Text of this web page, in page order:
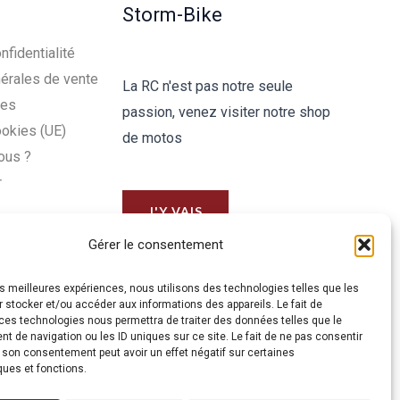
Gérer le consentement
meilleures expériences, nous utilisons des technologies telles que les
stocker et/ou accéder aux informations des appareils. Le fait de
technologies nous permettra de traiter des données telles que le
de navigation ou les ID uniques sur ce site. Le fait de ne pas consentir
son consentement peut avoir un effet négatif sur certaines
et fonctions.
de vente
(UE)
?
Storm-Bike
La RC n'est pas notre seule
passion, venez visiter notre shop
de motos
J'Y VAIS